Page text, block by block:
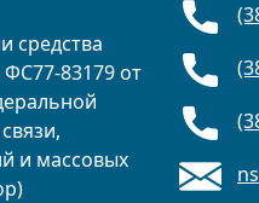
средства
83179 от
и массовых